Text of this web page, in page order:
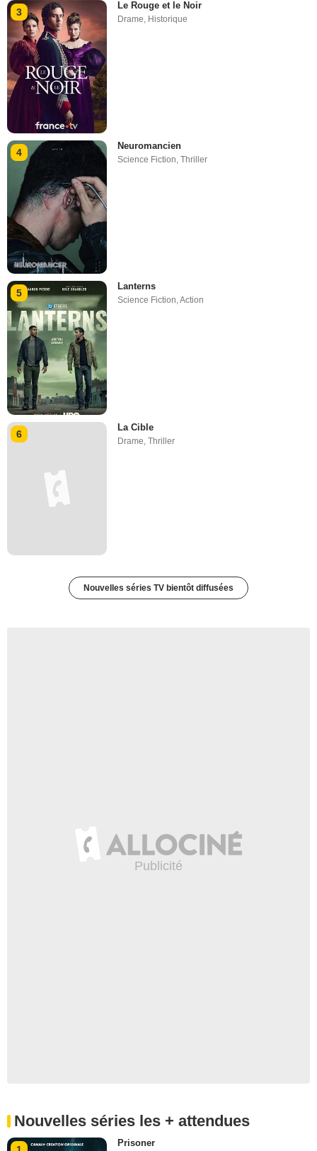
3
Le Rouge et le Noir
Drame Historique
4
Neuromancien
Science Fiction,Thriller
5
Lanterns
Science Fiction,Action
6
La Cible
Drame ,Thriller
Nouvelles séries TV bientôt diffusées
Nouvelles séries les + attendues
Prisoner